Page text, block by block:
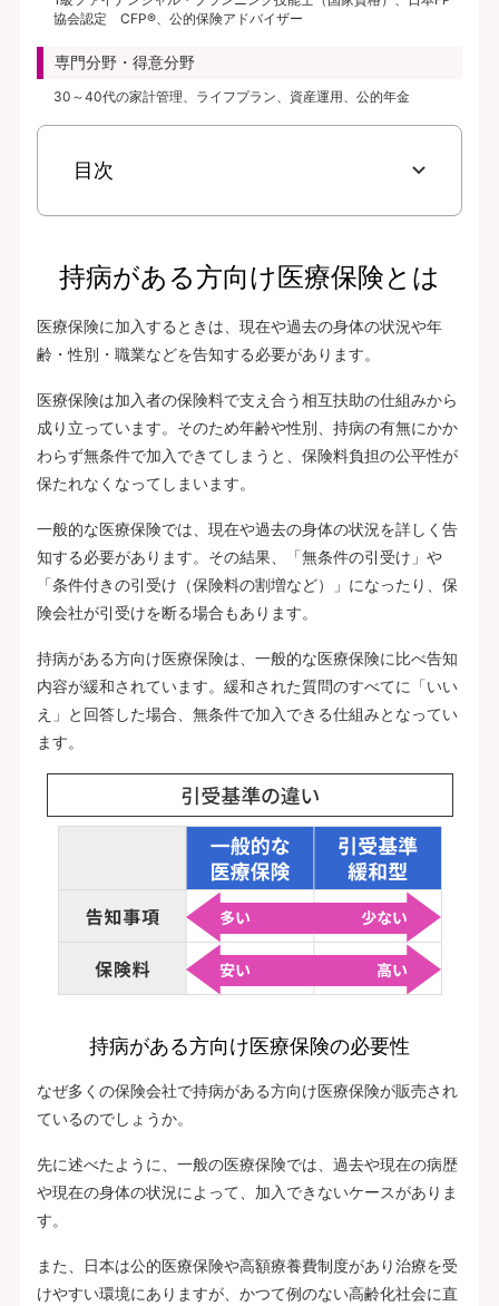
協会認定 CFP®、公的保険アドバイザー
専門分野・得意分野
30～40代の家計管理、ライフプラン、資産運用、公的年金
目次
持病がある方向け医療保険とは
医療保険に加入するときは、現在や過去の身体の状況や年
齢・性別・職業などを告知する必要があります。
医療保険は加入者の保険料で支え合う相互扶助の仕組みから
成り立っています。そのため年齢や性別、持病の有無にかか
わらず無条件で加入できてしまうと、保険料負担の公平性が
保たれなくなってしまいます。
一般的な医療保険では、現在や過去の身体の状況を詳しく告
知する必要があります。その結果、「無条件の引受け」や
「条件付きの引受け（保険料の割増など）」になったり、保
険会社が引受けを断る場合もあります。
持病がある方向け医療保険は、一般的な医療保険に比べ告知
内容が緩和されています。緩和された質問のすべてに「いい
え」と回答した場合、無条件で加入できる仕組みとなってい
ます。
持病がある方向け医療保険の必要性
なぜ多くの保険会社で持病がある方向け医療保険が販売され
ているのでしょうか。
先に述べたように、一般の医療保険では、過去や現在の病歴
や現在の身体の状況によって、加入できないケースがありま
す。
また、日本は公的医療保険や高額療養費制度があり治療を受
けやすい環境にありますが、かつて例のない高齢化社会に直